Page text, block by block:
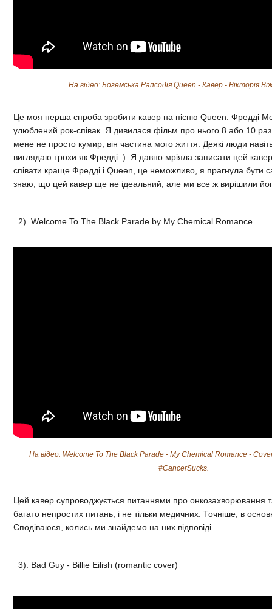
На відео: Богемська Рапсодія Queen - Кавер - Вікторія
Це моя перша спроба зробити кавер на пісню Queen. Фредді
улюблений рок-співак. Я дивилася фільм про нього 8 або 10
мене не просто кумир, він частина мого життя. Деякі люди
виглядаю трохи як Фредді :). Я давно мріяла записати цей
співати краще Фредді і Queen, це неможливо, я прагнула
знаю, що цей кавер ще не ідеальний, але ми все ж вирішили
2). Welcome To The Black Parade by My Chemical Romance
На відео: Welcome To The Black Parade - My Chemical Romance -
#CancerSucks.
Цей кавер супроводжується питаннями про онкозахворювання
багато непростих питань, і не тільки медичних. Точніше, в
Сподіваюся, колись ми знайдемо на них відповіді.
3). Bad Guy - Billie Eilish (romantic cover)